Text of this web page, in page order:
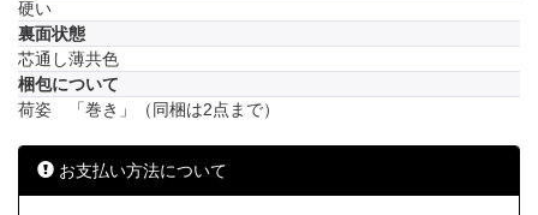
硬い
裏面状態
芯通し薄共色
梱包について
荷姿 「巻き」（同梱は2点まで）
お支払い方法について